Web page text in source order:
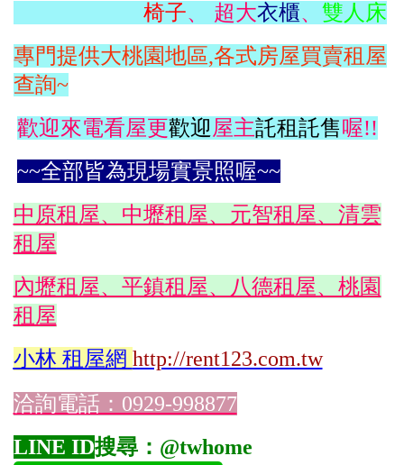
椅子、 超大衣櫃、 雙人床
專門提供大桃園地區,各式房屋買賣租屋
查詢~
歡迎來電看屋更歡迎屋主託租託售喔!!
~~全部皆為現場實景照喔~~
中原租屋、中壢租屋、元智租屋、清雲
租屋
內壢租屋、平鎮租屋、八德租屋、桃園
租屋
小林 租屋網 http://rent123.com.tw
洽詢電話：0929-998877
LINE ID搜尋：@twhome